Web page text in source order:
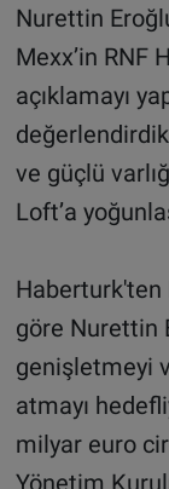
Nurettin
Mexx’in RNF
açıklamayı
ve güçlü
Loft’a
Haberturk'ten
göre Nurettin
genişletmeyi
atmayı
milyar euro
Yönetim